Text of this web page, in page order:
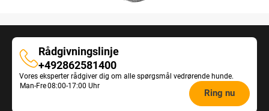
Rådgivningslinje
Rådgivningslinje
+492862581400
Vores eksperter rådgiver dig om alle spørgsmål vedrørende hunde.
Opening
Man-Fre08:00-17:00 Uhr
Ring nu